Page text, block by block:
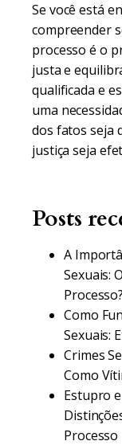
Se você está
compreender
processo é o
justa e
qualificada e
uma
dos fatos seja
justiça seja
Posts
A
Sexuais:
Processo?
Como
Sexuais:
Crimes
Como
Estupro
Processo